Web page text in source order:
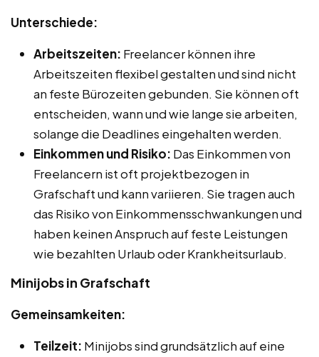
Unterschiede:
Arbeitszeiten: Freelancer können ihre
Arbeitszeiten flexibel gestalten und sind nicht
an feste Bürozeiten gebunden. Sie können oft
entscheiden, wann und wie lange sie arbeiten,
solange die Deadlines eingehalten werden.
Einkommen und Risiko: Das Einkommen von
Freelancern ist oft projektbezogen in
Grafschaft und kann variieren. Sie tragen auch
das Risiko von Einkommensschwankungen und
haben keinen Anspruch auf feste Leistungen
wie bezahlten Urlaub oder Krankheitsurlaub.
Minijobs in Grafschaft
Gemeinsamkeiten:
Teilzeit: Minijobs sind grundsätzlich auf eine